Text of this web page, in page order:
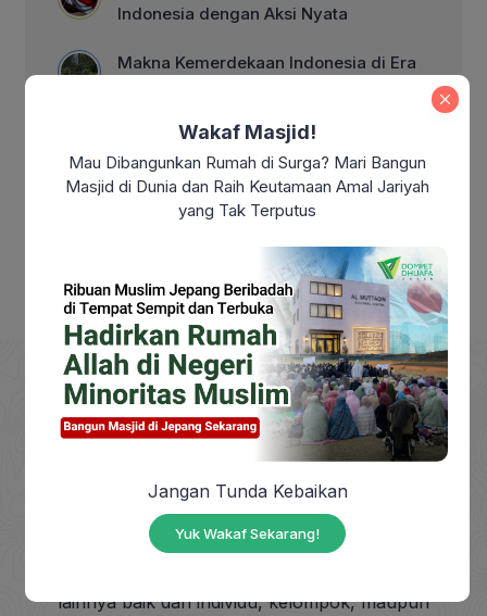
Indonesia dengan Aksi Nyata
Makna Kemerdekaan Indonesia di Era
Makna Maulid Nabi Muhammad SAW:
Meneladani Akhlak Rasulullah dalam
Kehidupan Sehari-hari
DOMPET DHUAFA adalah Lembaga Nirlaba milik
masyarakat, berdiri sejak tahun 1993, yang
berkhidmat mengangkat harkat sosial masyarakat
dhuafa dengan mendayagunakan zakat, infak,
lainnya baik dari individu, kelompok, maupun
Wakaf Masjid!
Mau Dibangunkan Rumah di Surga? Mari Bangun
Masjid di Dunia dan Raih Keutamaan Amal Jariyah
yang Tak Terputus
Jangan Tunda Kebaikan
Yuk Wakaf Sekarang!